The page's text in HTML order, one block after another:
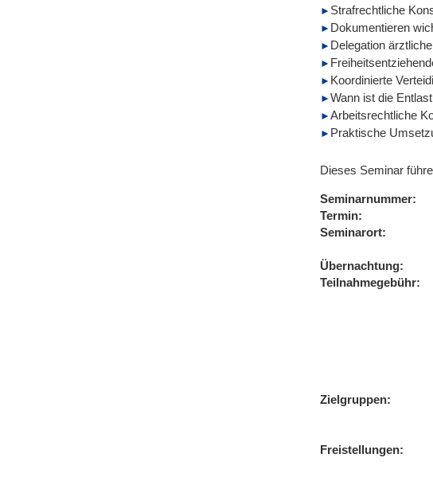
Strafrechtliche
Dokumentieren
Delegation
Koordinierte
Wann ist die
Arbeitsrechtliche
Praktische
Dieses Seminar
Seminarnummer
Termin
Seminarort
Übernachtung
Teilnahmegebühr
Zielgruppen
Freistellungen